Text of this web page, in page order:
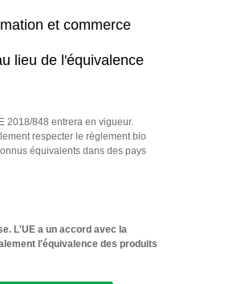
et commerce
lieu de l'équivalence
2018/848 entrera en vigueur.
respecter le règlement bio
équivalents dans des pays
L'UE a un accord avec la
l'équivalence des produits